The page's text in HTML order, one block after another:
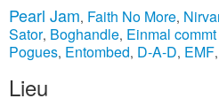
Pearl Jam, Faith No More,
Sator, Boghandle, Einmal
Pogues, Entombed, D-A-D, EMF,
Lieu